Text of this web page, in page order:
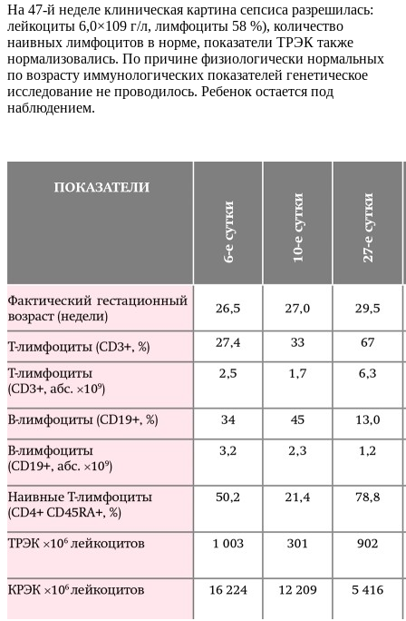
На 47-й неделе клиническая картина сепсиса разрешилась:
лейкоциты 6,0×109 г/л, лимфоциты 58 %), количество
наивных лимфоцитов в норме, показатели ТРЭК также
нормализовались. По причине физиологически нормальных
по возрасту иммунологических показателей генетическое
исследование не проводилось. Ребенок остается под
наблюдением.